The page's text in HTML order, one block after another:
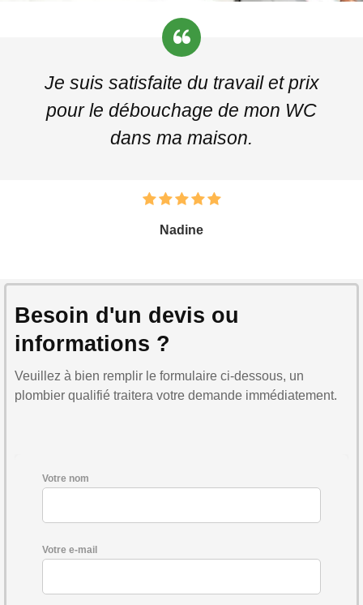
Je suis satisfaite du travail et prix
pour le débouchage de mon WC
dans ma maison.
Nadine
Besoin d'un devis ou
informations ?
Veuillez à bien remplir le formulaire ci-dessous, un
plombier qualifié traitera votre demande immédiatement.
Votre nom
Votre e-mail